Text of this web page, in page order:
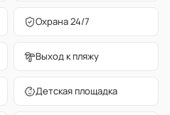
Охрана 24/7
Выход к пляжу
Детская площадка